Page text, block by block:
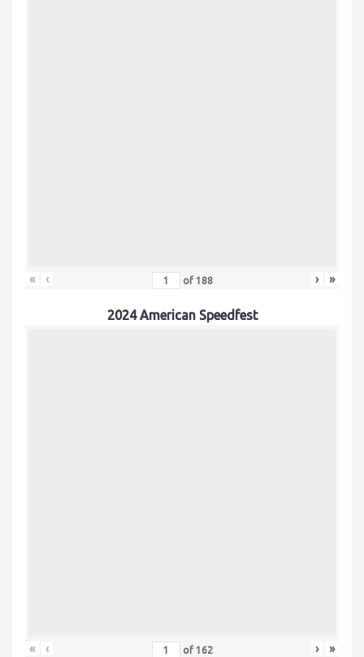
« ‹ of 188 › »
2024 American Speedfest
« ‹ of 162 › »